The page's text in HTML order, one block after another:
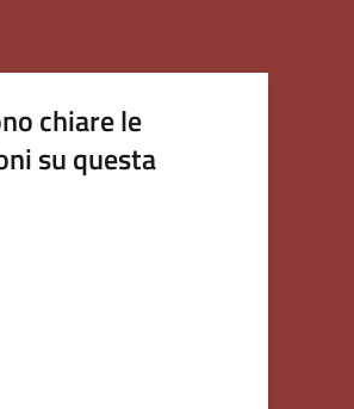
chiare le
su questa